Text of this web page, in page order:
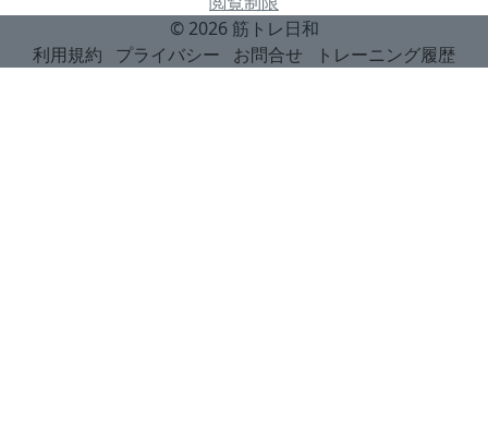
© 2026 筋トレ日和
利用規約
プライバシー お問合せ トレーニング履歴